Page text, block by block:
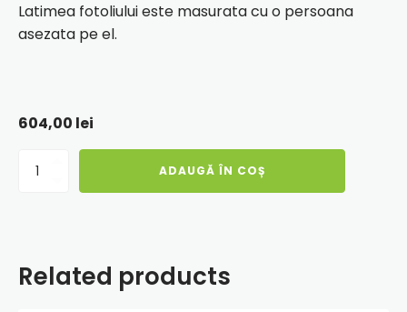
Latimea fotoliului este masurata cu o persoana
asezata pe el.
604,00 lei
Cantitate
imitatie
piele
ADAUGĂ ÎN COȘ
Related products